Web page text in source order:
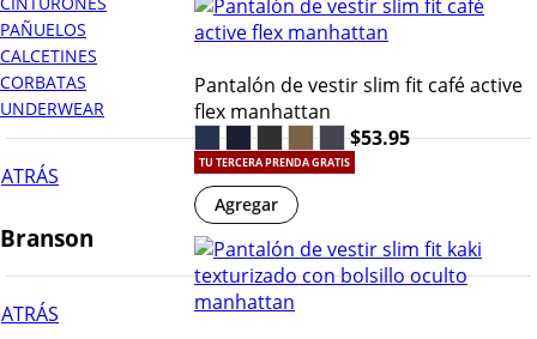
PAÑUELOS
CALCETINES
CORBATAS
UNDERWEAR
ATRÁS
Branson
ATRÁS
Pantalón de vestir slim fit café active
flex manhattan
$53.95
TU TERCERA PRENDA GRATIS
Agregar